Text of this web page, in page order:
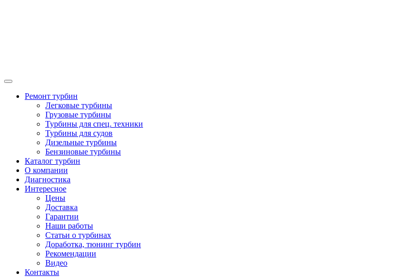
Ремонт турбин
Легковые турбины
Грузовые турбины
Турбины для спец. техники
Турбины для судов
Дизельные турбины
Бензиновые турбины
Каталог турбин
О компании
Диагностика
Интересное
Цены
Доставка
Гарантии
Наши работы
Статьи о турбинах
Доработка, тюнинг турбин
Рекомендации
Видео
Контакты